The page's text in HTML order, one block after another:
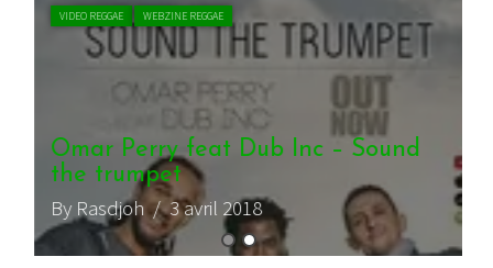
VIDEO REGGAE WEBZINE REGGAE
Omar Perry feat Dub Inc – Sound
the trumpet
By Rasdjoh/ 3 avril 2018